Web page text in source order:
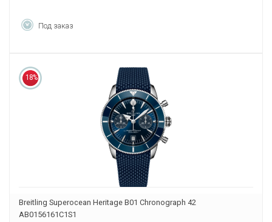
Под заказ
18%
Breitling Superocean Heritage B01 Chronograph 42
AB0156161C1S1